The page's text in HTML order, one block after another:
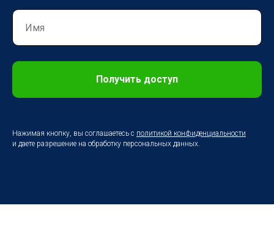
Получить доступ
Нажимая кнопку, вы соглашаетесь с политикой конфиденциальности
и даете разрешение на обработку персональных данных.